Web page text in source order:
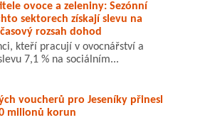
ovoce a zeleniny: Sezónní
sektorech získají slevu na
rozsah dohod
kteří pracují v ovocnářství a
7,1 % na sociálním...
voucherů pro Jeseníky přinesl
milionů korun